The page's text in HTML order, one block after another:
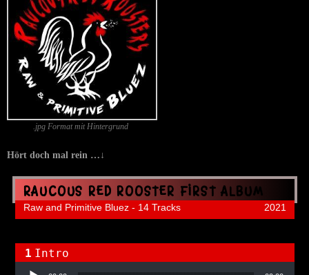
.jpg Format mit Hintergrund
Hört doch mal rein …↓
RAUCOUS RED ROOSTER FIRST ALBUM
Raw and Primitive Bluez - 14 Tracks 2021
Intro
Audio-Player